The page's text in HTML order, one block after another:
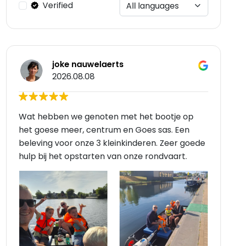
Verified
joke nauwelaerts
2026.08.08
Wat hebben we genoten met het bootje op
het goese meer, centrum en Goes sas. Een
beleving voor onze 3 kleinkinderen. Zeer goede
hulp bij het opstarten van onze rondvaart.